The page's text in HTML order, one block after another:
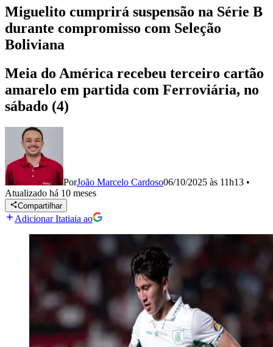
Miguelito cumprirá suspensão na Série B
durante compromisso com Seleção
Boliviana
Meia do América recebeu terceiro cartão
amarelo em partida com Ferroviária, no
sábado (4)
PorJoão Marcelo Cardoso06/10/2025 às 11h13 •
Atualizado há 10 meses
Compartilhar
Adicionar Itatiaia ao